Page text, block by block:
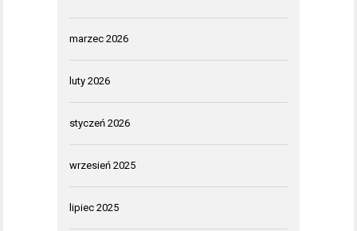
marzec 2026
luty 2026
styczeń 2026
wrzesień 2025
lipiec 2025